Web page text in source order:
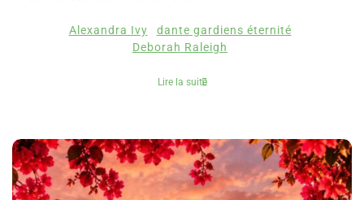
Alexandra Ivy
dante gardiens éternité
Deborah Raleigh
Lire la suite